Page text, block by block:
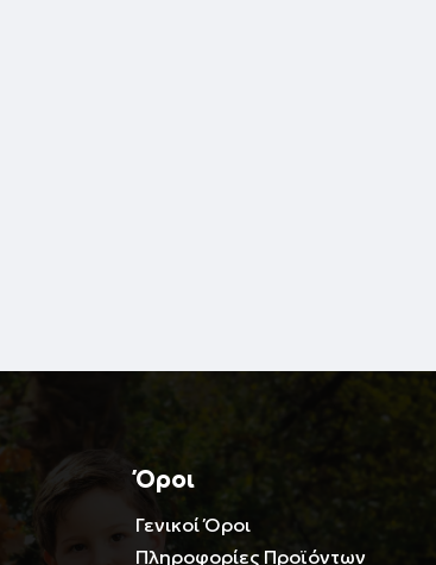
Όροι
Γενικοί Όροι
Πληροφορίες Προϊόντων